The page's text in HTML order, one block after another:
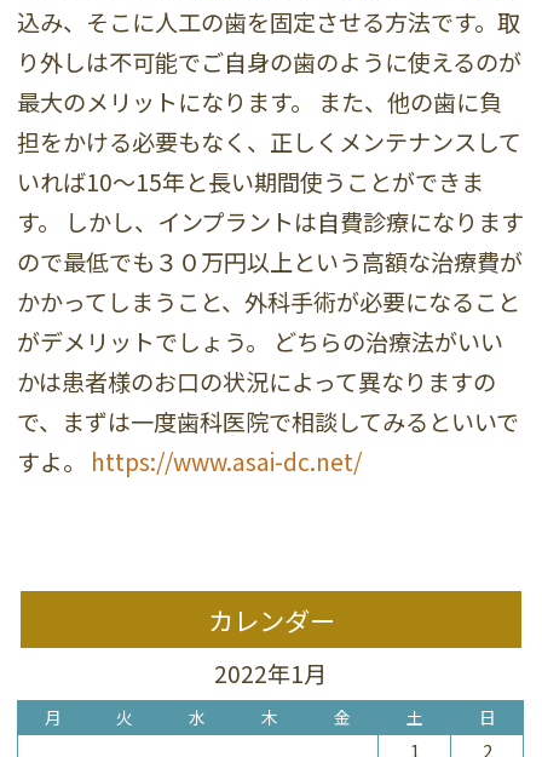
込み、そこに人工の歯を固定させる方法です。取
り外しは不可能でご自身の歯のように使えるのが
最大のメリットになります。 また、他の歯に負
担をかける必要もなく、正しくメンテナンスして
いれば10〜15年と長い期間使うことができま
す。 しかし、インプラントは自費診療になります
ので最低でも３０万円以上という高額な治療費が
かかってしまうこと、外科手術が必要になること
がデメリットでしょう。 どちらの治療法がいい
かは患者様のお口の状況によって異なりますの
で、まずは一度歯科医院で相談してみるといいで
すよ。 https://www.asai-dc.net/
カレンダー
2022年1月
月 火 水 木 金 土 日
1 2